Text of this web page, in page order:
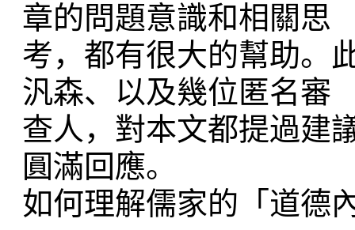
章的問題意識和相關思
考，都有很大的幫助。
汎森、以及幾位匿名審
查人，對本文都提過建
圓滿回應。
如何理解儒家的「道德